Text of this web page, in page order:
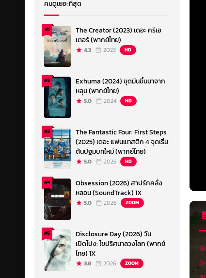
คนดูเยอะที่สุด
#1
The Creator (2023) เดอะ ครีเอ
เตอร์ (พากย์ไทย)
4.3 2023 HD
#2
Exhuma (2024) ขุดมันขึ้นมาจาก
หลุม (พากย์ไทย)
5.0 2024 HD
#3
The Fantastic Four: First Steps
(2025) เดอะ แฟนแทสติก 4 จุดเริ่ม
ต้นปฐมบทใหม่ (พากย์ไทย)
5.0 2025 HD
#4
Obsession (2026) สาปรักคลั่ง
หลอน (SoundTrack) 1X
5.0 2026 ZOOM
#5
Disclosure Day (2026) วัน
เปิดโปง: ไขปริศนาลวงโลก (พากย์
ไทย) 1X
3.8 2026 ZOOM